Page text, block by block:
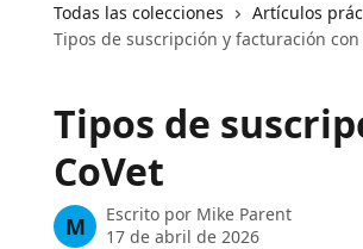
Todas las colecciones Artículos
Tipos de suscripción y facturación con
Tipos de
CoVet
M Escrito por Mike Parent
17 de abril de 2026